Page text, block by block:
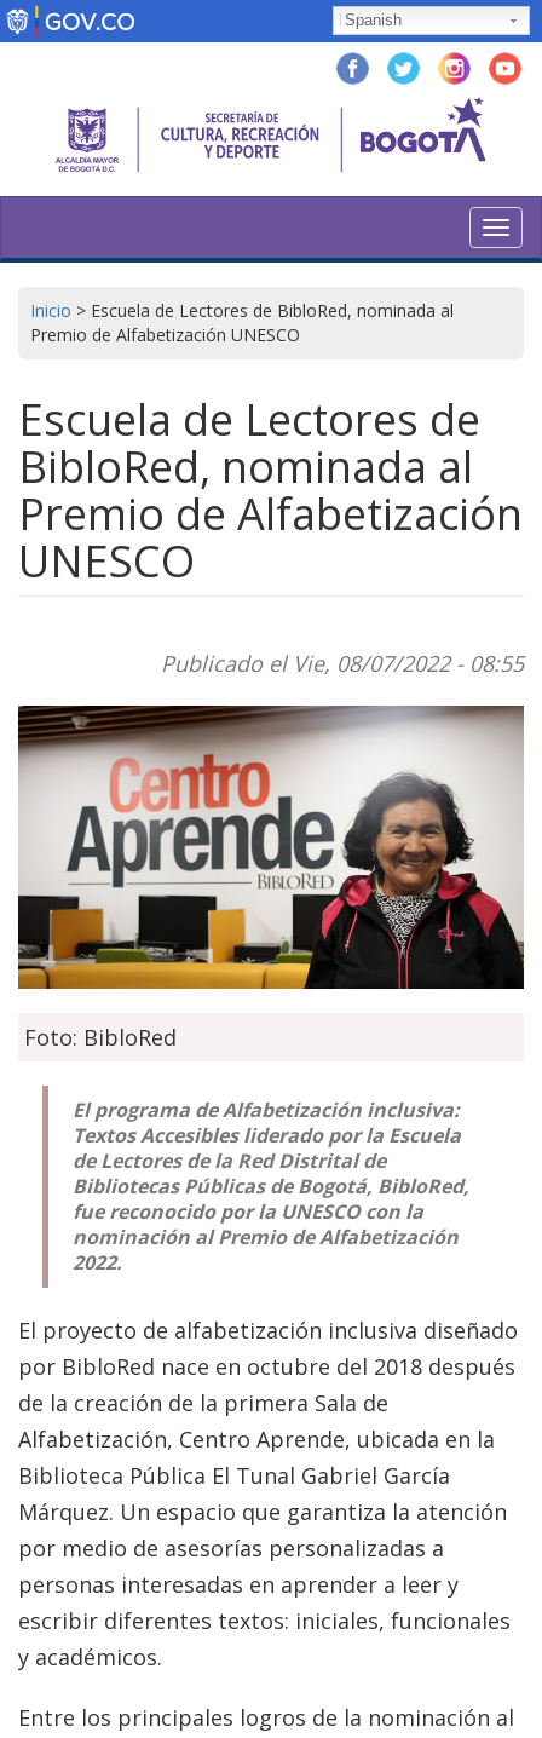
Pasar
al
Spanish
Inicio > Escuela de Lectores de BibloRed, nominada al
Premio de Alfabetización UNESCO
Escuela de Lectores de
BibloRed, nominada al
Premio de Alfabetización
UNESCO
Publicado el Vie, 08/07/2022 - 08:55
Foto: BibloRed
El programa de Alfabetización inclusiva:
Textos Accesibles liderado por la Escuela
de Lectores de la Red Distrital de
Bibliotecas Públicas de Bogotá, BibloRed,
fue reconocido por la UNESCOcon la
nominación al Premio de Alfabetización
2022.
El proyecto de alfabetización inclusiva diseñado
por BibloRed nace en octubre del 2018 después
de la creación de la primera Sala de
Alfabetización, Centro Aprende, ubicada en la
Biblioteca Pública El Tunal Gabriel García
Márquez. Un espacio que garantiza la atención
por medio de asesorías personalizadas a
personas interesadas en aprender a leer y
escribir diferentes textos: iniciales, funcionales
y académicos.
Entre los principales logros de la nominación al